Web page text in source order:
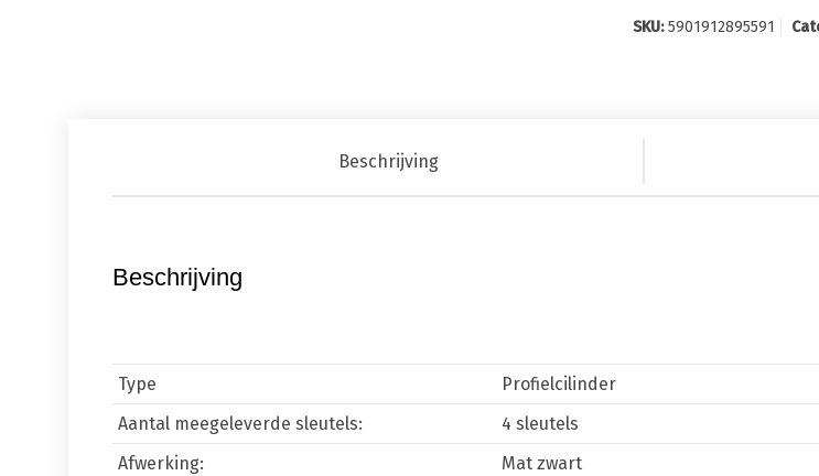
SKU:5901912895591
Beschrijving
Beschrijving
Type
Profielcilinder
Aantal meegeleverde sleutels:
4 sleutels
Afwerking:
Mat zwart